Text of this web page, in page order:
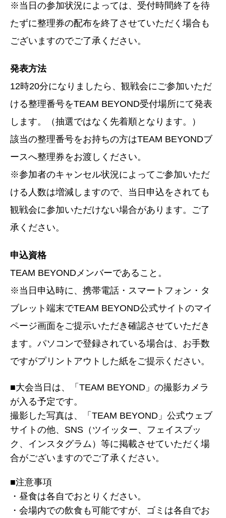
※当日の参加状況によっては、受付時間終了を待
たずに整理券の配布を終了させていただく場合も
ございますのでご了承ください。
発表方法
12時20分になりましたら、観戦会にご参加いただ
ける整理番号をTEAM BEYOND受付場所にて発表
します。（抽選ではなく先着順となります。）
該当の整理番号をお持ちの方はTEAM BEYONDブ
ースへ整理券をお渡しください。
※参加者のキャンセル状況によってご参加いただ
ける人数は増減しますので、当日申込をされても
観戦会に参加いただけない場合があります。ご了
承ください。
申込資格
TEAM BEYONDメンバーであること。
※当日申込時に、携帯電話・スマートフォン・タ
ブレット端末でTEAM BEYOND公式サイトのマイ
ページ画面をご提示いただき確認させていただき
ます。パソコンで登録されている場合は、お手数
ですがプリントアウトした紙をご提示ください。
■大会当日は、「TEAM BEYOND」の撮影カメラ
が入る予定です。
撮影した写真は、「TEAM BEYOND」公式ウェブ
サイトの他、SNS（ツイッター、フェイスブッ
ク、インスタグラム）等に掲載させていただく場
合がございますのでご了承ください。
■注意事項
・昼食は各自でおとりください。
・会場内での飲食も可能ですが、ゴミは各自でお